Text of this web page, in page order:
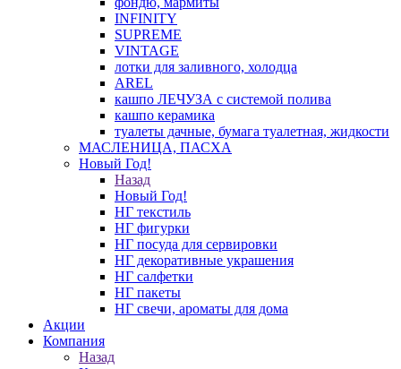
INFINITY
SUPREME
VINTAGE
лотки для заливного, холодца
AREL
кашпо ЛЕЧУЗА с системой полива
кашпо керамика
туалеты дачные, бумага туалетная, жидкости
МАСЛЕНИЦА, ПАСХА
Новый Год!
Назад
Новый Год!
НГ текстиль
НГ фигурки
НГ посуда для сервировки
НГ декоративные украшения
НГ салфетки
НГ пакеты
НГ свечи, ароматы для дома
Акции
Компания
Назад